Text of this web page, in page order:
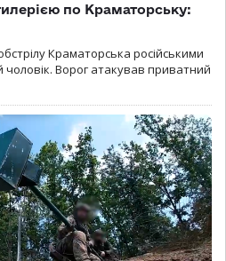
по Краматорську:
Краматорська російськими
чоловік. Ворог атакував приватний